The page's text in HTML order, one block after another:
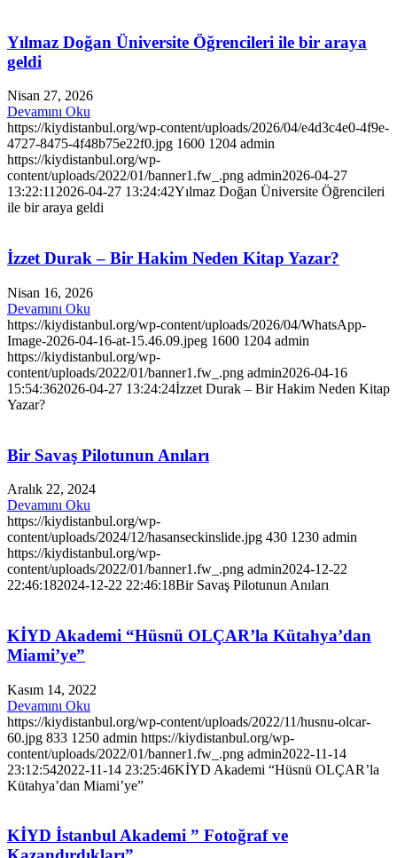
Yılmaz Doğan Üniversite Öğrencileri ile bir araya
geldi
Nisan 27, 2026
Devamını Oku
https://kiydistanbul.org/wp-content/uploads/2026/04/e4d3c4e0-4f9e-
4727-8475-4f48b75e22f0.jpg 1600 1204 admin
https://kiydistanbul.org/wp-
content/uploads/2022/01/banner1.fw_.png admin2026-04-27
13:22:11 2026-04-27 13:24:42Yılmaz Doğan Üniversite Öğrencileri
ile bir araya geldi
İzzet Durak – Bir Hakim Neden Kitap Yazar?
Nisan 16, 2026
Devamını Oku
https://kiydistanbul.org/wp-content/uploads/2026/04/WhatsApp-
Image-2026-04-16-at-15.46.09.jpeg 1600 1204 admin
https://kiydistanbul.org/wp-
content/uploads/2022/01/banner1.fw_.png admin2026-04-16
15:54:362026-04-27 13:24:24İzzet Durak – Bir Hakim Neden Kitap
Yazar?
Bir Savaş Pilotunun Anıları
Aralık 22, 2024
Devamını Oku
https://kiydistanbul.org/wp-
content/uploads/2024/12/hasanseckinslide.jpg 430 1230 admin
https://kiydistanbul.org/wp-
content/uploads/2022/01/banner1.fw_.png admin2024-12-22
22:46:182024-12-22 22:46:18Bir Savaş Pilotunun Anıları
KİYD Akademi “Hüsnü OLÇAR’la Kütahya’dan
Miami’ye”
Kasım 14, 2022
Devamını Oku
https://kiydistanbul.org/wp-content/uploads/2022/11/husnu-olcar-
60.jpg 833 1250 admin https://kiydistanbul.org/wp-
content/uploads/2022/01/banner1.fw_.png admin2022-11-14
23:12:542022-11-14 23:25:46KİYD Akademi “Hüsnü OLÇAR’la
Kütahya’dan Miami’ye”
KİYD İstanbul Akademi ” Fotoğraf ve